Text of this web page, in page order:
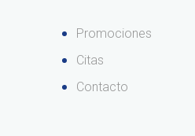
Promociones
Citas
Contacto